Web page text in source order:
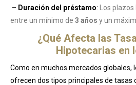
– Duración del préstamo: Los
entre un mínimo de 3 años y un
¿Qué Afecta las
Hipotecarias en
Como en muchos mercados globales,
ofrecen dos tipos principales de tasas